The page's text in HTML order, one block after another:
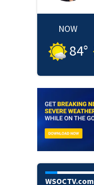
NOW
84°
WSOCTV.com